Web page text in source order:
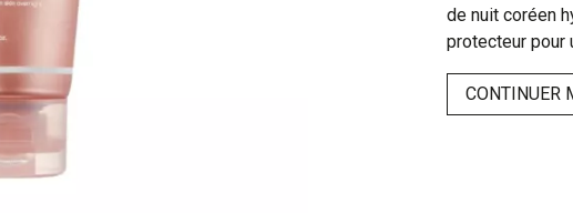
de nuit coréen
protecteur pour
CONTINUER